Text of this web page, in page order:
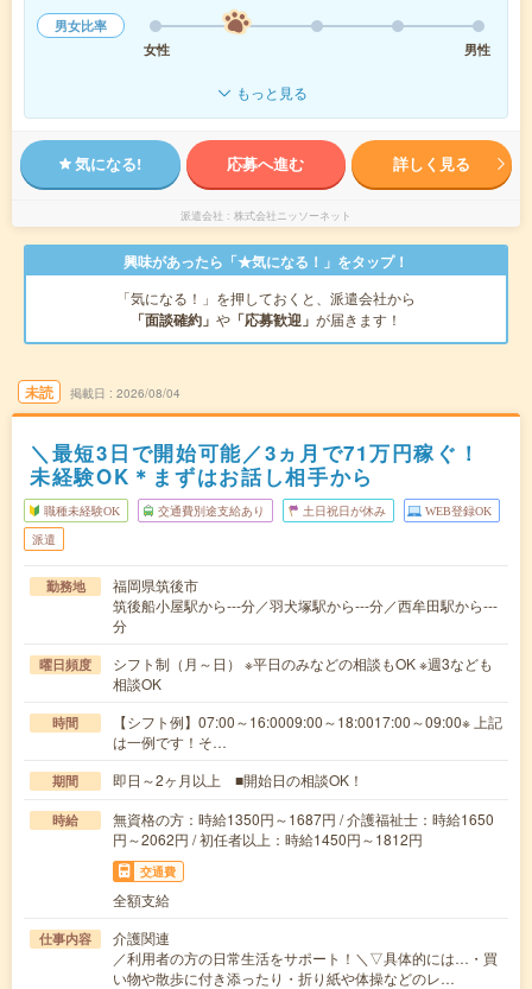
男女比率
女性
男性
もっと見る
気になる! 応募へ進む 詳しく見る
派遣会社 株式会社ニッソーネット
興味があったら「★気になる！」をタップ！
「気になる！」を押しておくと、派遣会社から
「面談確約」 や 「応募歓迎」 が届きます！
未読 掲載日 2026/08/04
＼最短3日で開始可能／3ヵ月で71万円稼ぐ！
未経験OK＊まずはお話し相手から
職種未経験OK 交通費別途支給あり 土日祝日が休み WEB登録OK
派遣
勤務地
福岡県筑後市
筑後船小屋駅から---分／羽犬塚駅から---分／西牟田駅から---
分
曜日頻度
シフト制（月～日） ※平日のみなどの相談もOK ※週3なども
相談OK
時間
【シフト例】07:00～16:0009:00～18:0017:00～09:00※ 上記
は一例です！そ…
期間 即日～2ヶ月以上 ■開始日の相談OK！
時給
無資格の方：時給1350円～1687円 / 介護福祉士：時給1650
円～2062円 / 初任者以上：時給1450円～1812円
交通費
全額支給
仕事内容
介護関連
／利用者の方の日常生活をサポート！＼▽具体的には…・買
い物や散歩に付き添ったり・折り紙や体操などのレ…